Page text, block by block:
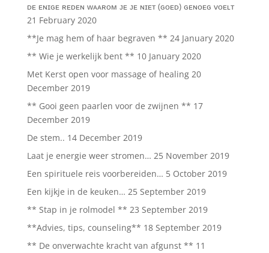
ᴅᴇ ᴇɴɪɢᴇ ʀᴇᴅᴇɴ ᴡᴀᴀʀᴏᴍ ᴊᴇ ᴊᴇ ɴɪᴇᴛ (ɢᴏᴇᴅ) ɢᴇɴᴏᴇɢ ᴠᴏᴇʟᴛ
21 February 2020
**Je mag hem of haar begraven ** 24 January 2020
** Wie je werkelijk bent ** 10 January 2020
Met Kerst open voor massage of healing 20
December 2019
** Gooi geen paarlen voor de zwijnen ** 17
December 2019
De stem.. 14 December 2019
Laat je energie weer stromen… 25 November 2019
Een spirituele reis voorbereiden… 5 October 2019
Een kijkje in de keuken… 25 September 2019
** Stap in je rolmodel ** 23 September 2019
**Advies, tips, counseling** 18 September 2019
** De onverwachte kracht van afgunst ** 11